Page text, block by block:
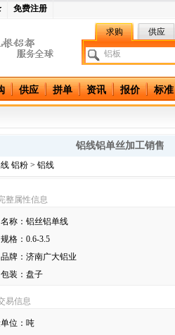
免费注册
求购 供应
供应 拼单 资讯 报价 标准
铝线铝单丝加工销售
铝粉 > 铝线
整属性信息
名称： 铝丝铝单线
规格： 0.6-3.5
品牌： 济南广大铝业
包装： 盘子
易信息
位： 吨